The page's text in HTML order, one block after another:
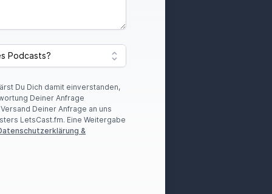
Du Dich damit einverstanden,
Deiner Anfrage
Deiner Anfrage an uns
LetsCast.fm. Eine Weitergabe
&